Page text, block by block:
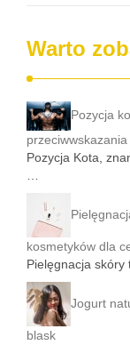
Warto
Pozycja
przeciwwskazania
Pozycja Kota,
…
kosmetyków dla
Pielęgnacja
Jogurt
blask